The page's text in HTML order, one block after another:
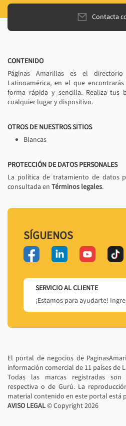
Contacta
CONTENIDO
Páginas Amarillas es el
Latinoamérica, en el que
forma rápida y sencilla. Realiza tus
cualquier lugar y dispositivo.
OTROS DE NUESTROS SITIOS
Blancas
PROTECCIÓN DE DATOS PERSONALES
La política de tratamiento de datos
consultada en Términos legales.
SÍGUENOS
SERVICIO AL CLIENTE
¡Estamos para ayudarte!
El portal de negocios de
información comercial de 11 países de
Todas las marcas registradas
respectiva o de Gurú. La
material contenido en este portal está
AVISO LEGAL© Copyright2026